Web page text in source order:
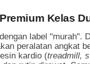
Kelas
label "murah".
peralatan angkat
kardio (treadmill,